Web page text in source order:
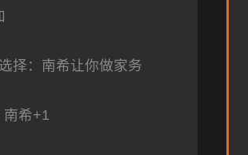
择：南希让你做家务
南希+1